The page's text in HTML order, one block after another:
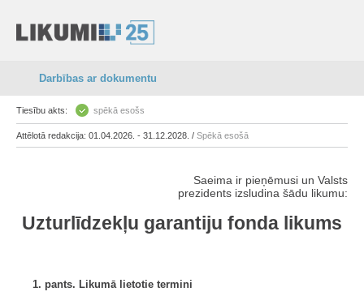
Darbības ar dokumentu
Tiesību akts: spēkā esošs
Attēlotā redakcija: 01.04.2026. - 31.12.2028. / Spēkā esošā
Saeima ir pieņēmusi un Valsts
prezidents izsludina šādu likumu:
Uzturlīdzekļu garantiju fonda likums
1. pants. Likumā lietotie termini